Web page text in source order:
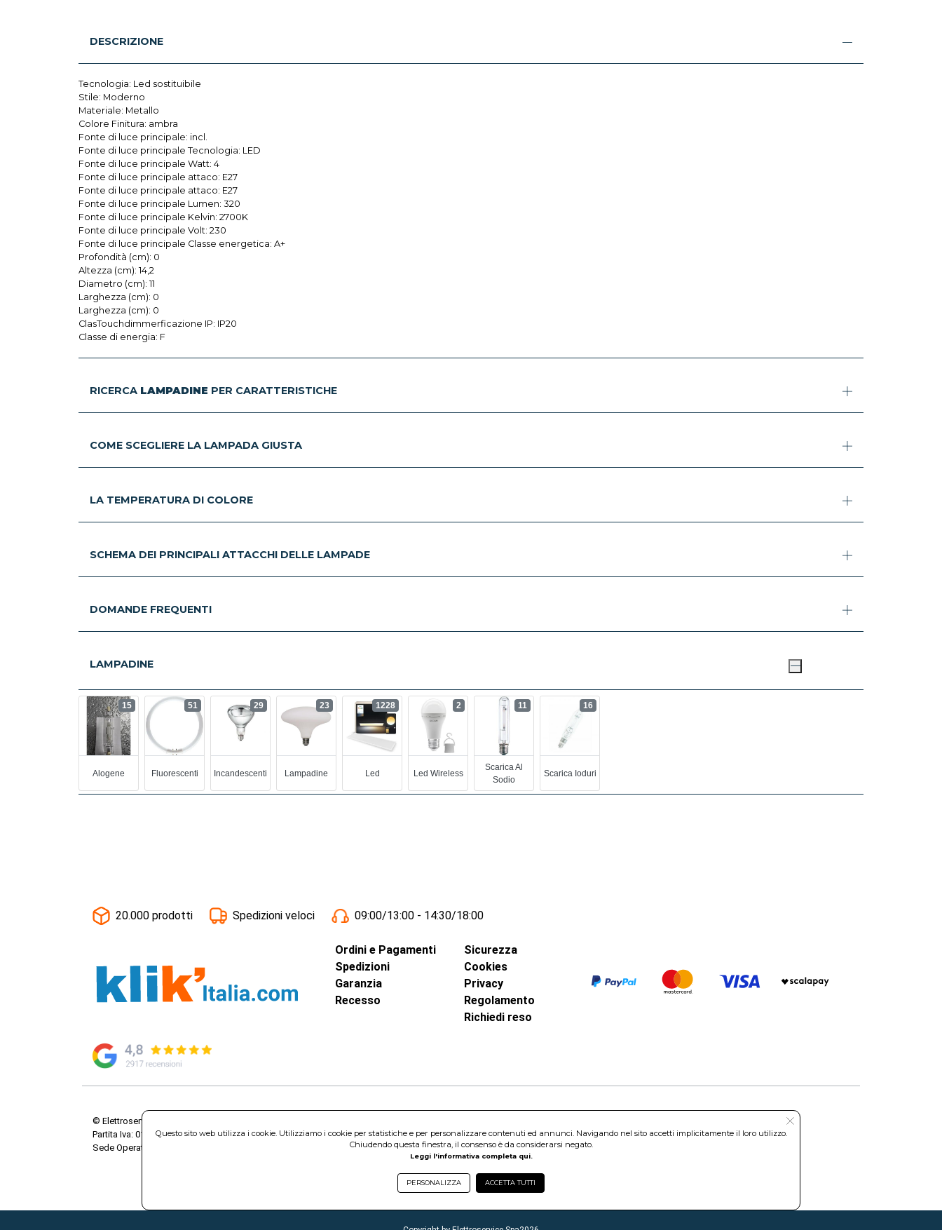
DESCRIZIONE
Tecnologia: Led sostituibile
Stile: Moderno
Materiale: Metallo
Colore Finitura: ambra
Fonte di luce principale: incl.
Fonte di luce principale Tecnologia: LED
Fonte di luce principale Watt: 4
Fonte di luce principale attaco: E27
Fonte di luce principale attaco: E27
Fonte di luce principale Lumen: 320
Fonte di luce principale Kelvin: 2700K
Fonte di luce principale Volt: 230
Fonte di luce principale Classe energetica: A+
Profondità (cm): 0
Altezza (cm): 14,2
Diametro (cm): 11
Larghezza (cm): 0
Larghezza (cm): 0
ClasTouchdimmerficazione IP: IP20
Classe di energia: F
RICERCA LAMPADINE PER CARATTERISTICHE
COME SCEGLIERE LA LAMPADA GIUSTA
LA TEMPERATURA DI COLORE
SCHEMA DEI PRINCIPALI ATTACCHI DELLE LAMPADE
DOMANDE FREQUENTI
LAMPADINE
Alogene
15
Fluorescenti
51
Incandescenti
29
Lampadine
23
Led
1228
Led Wireless
2
Scarica Al
Sodio
11
Scarica Ioduri
16
20.000 prodotti Spedizioni veloci 09:00/13:00 - 14:30/18:00
Ordini e Pagamenti
Spedizioni
Garanzia
Recesso
Sicurezza
Cookies
Privacy
Regolamento
Richiedi reso
© Elettroservice Spa - Sede Legale: Via Leonardo da Vinci, 40 - 00015 Monterotondo Scalo (RM)
Partita Iva: 01586761007 - Codice Fiscale: 06634500588 Capitale Sociale 1.600.000,00 Euro i.v. Iscritto al Registro delle Imprese di Roma REA: RM-535144
Sede Operativa: Via Leonardo da Vinci, 40 - 00015 Monterotondo Scalo (RM) - Telefono:06.90095358
Questo sito web utilizza i cookie. Utilizziamo i cookie per statistiche e per personalizzare contenuti ed annunci. Navigando nel sito accetti implicitamente il loro utilizzo.
Chiudendo questa finestra, il consenso è da considerarsi negato.
Leggi l'informativa completa qui.
PERSONALIZZA ACCETTA TUTTI